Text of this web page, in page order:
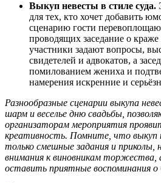
Выкуп невесты в стиле суда.
для тех, кто хочет добавить
сценарию гости
проводящих заседание о
участники задают вопросы,
свидетелей и адвокатов, а
помилованием жениха и
намерения искренние и
Разнообразные сценарии выкупа
шарм и веселье дню свадьбы,
организаторам мероприятия
креативность. Помните, что
только смешные задания и приколы,
внимания к виновникам
оставить приятные воспоминания о